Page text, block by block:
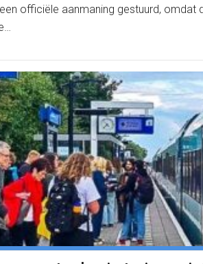
officiële aanmaning gestuurd,